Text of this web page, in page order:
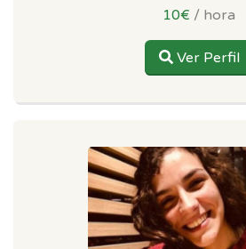
10€ / hora
Ver Perfil